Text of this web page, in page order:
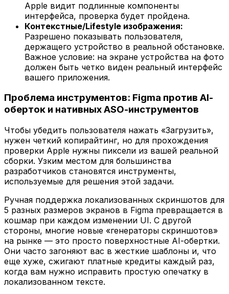
Apple видит подлинные компоненты
интерфейса, проверка будет пройдена.
Контекстные/Lifestyle изображения:
Разрешено показывать пользователя,
держащего устройство в реальной обстановке.
Важное условие: на экране устройства на фото
должен быть четко виден реальный интерфейс
вашего приложения.
Проблема инструментов: Figma против AI-
оберток и нативных ASO-инструментов
Чтобы убедить пользователя нажать «Загрузить»,
нужен четкий копирайтинг, но для прохождения
проверки Apple нужны пиксели из вашей реальной
сборки. Узким местом для большинства
разработчиков становятся инструменты,
используемые для решения этой задачи.
Ручная поддержка локализованных скриншотов для
5 разных размеров экранов в Figma превращается в
кошмар при каждом изменении UI. С другой
стороны, многие новые «генераторы скриншотов»
на рынке — это просто поверхностные AI-обертки.
Они часто загоняют вас в жесткие шаблоны и, что
еще хуже, сжигают платные кредиты каждый раз,
когда вам нужно исправить простую опечатку в
локализованном тексте.